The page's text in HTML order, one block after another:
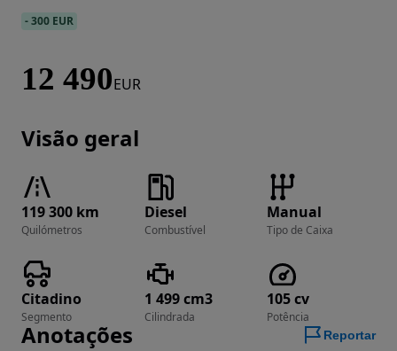
-300 EUR
12 490EUR
Visão geral
119 300 km
Quilómetros
Diesel
Combustível
Manual
Tipo de Caixa
Citadino
Segmento
1 499 cm3
Cilindrada
105 cv
Potência
Anotações Reportar